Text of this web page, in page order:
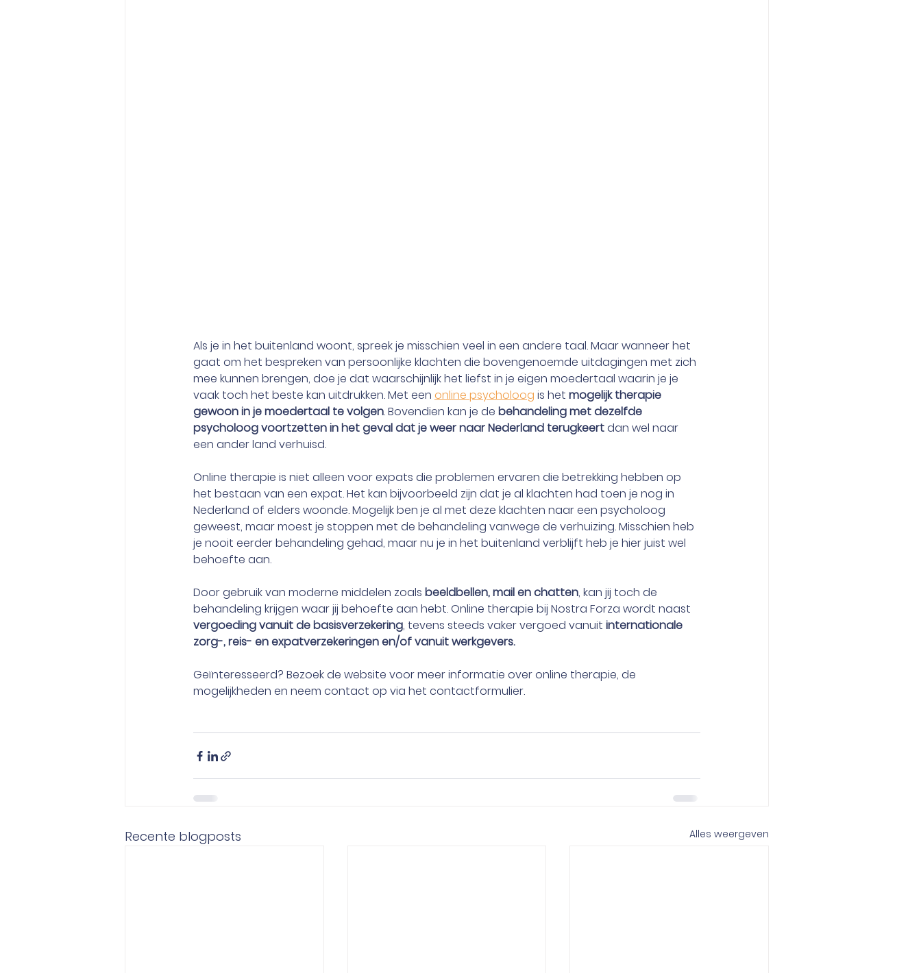
Als je in het buitenland woont, spreek je misschien veel in een andere taal. Maar wanneer het
gaat om het bespreken van persoonlijke klachten die bovengenoemde uitdagingen met zich
mee kunnen brengen, doe je dat waarschijnlijk het liefst in je eigen moedertaal waarin je je
vaak toch het beste kan uitdrukken. Met een online psycholoog is het mogelijk therapie
gewoon in je moedertaal te volgen. Bovendien kan je de behandeling met dezelfde
psycholoog voortzetten in het geval dat je weer naar Nederland terugkeert dan wel naar
een ander land verhuisd.
Online therapie is niet alleen voor expats die problemen ervaren die betrekking hebben op
het bestaan van een expat. Het kan bijvoorbeeld zijn dat je al klachten had toen je nog in
Nederland of elders woonde. Mogelijk ben je al met deze klachten naar een psycholoog
geweest, maar moest je stoppen met de behandeling vanwege de verhuizing. Misschien heb
je nooit eerder behandeling gehad, maar nu je in het buitenland verblijft heb je hier juist wel
behoefte aan.
Door gebruik van moderne middelen zoals beeldbellen, mail en chatten, kan jij toch de
behandeling krijgen waar jij behoefte aan hebt. Online therapie bij Nostra Forza wordt naast
vergoeding vanuit de basisverzekering, tevens steeds vaker vergoed vanuit internationale
zorg-, reis- en expatverzekeringen en/of vanuit werkgevers.
Geïnteresseerd? Bezoek de website voor meer informatie over online therapie, de
mogelijkheden en neem contact op via het contactformulier.
Recente blogposts Alles weergeven